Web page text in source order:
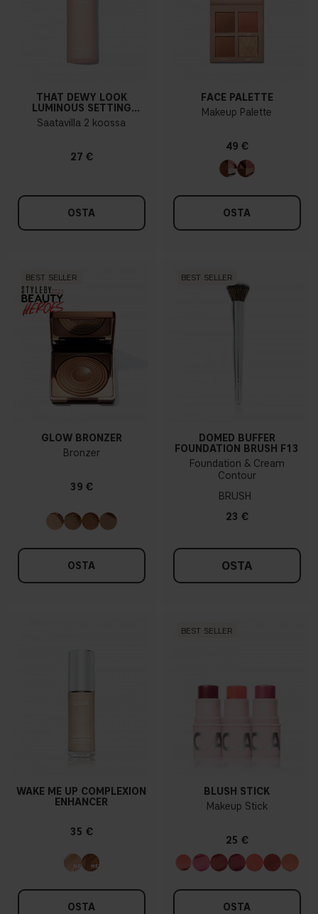
THAT DEWY LOOK
LUMINOUS SETTING
SPRAY
Saatavilla 2 koossa
27 €
OSTA
FACE PALETTE
Makeup Palette
49 €
OSTA
BEST SELLER
GLOW BRONZER
Bronzer
39 €
OSTA
BEST SELLER
DOMED BUFFER
FOUNDATION BRUSH F13
Foundation & Cream
Contour
BRUSH
23 €
OSTA
WAKE ME UP COMPLEXION
ENHANCER
35 €
OSTA
BEST SELLER
BLUSH STICK
Makeup Stick
25 €
OSTA